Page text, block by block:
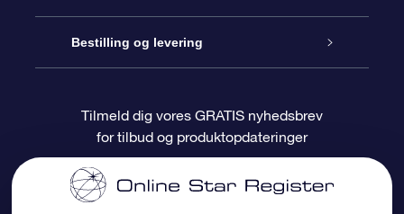
Bloggen
Anmeldelser
OSR Gavepakke
OSR Gavekortet
Firmagaver
Star Register
Personliggjort Stjerneside
One Million Stars
Bestilling og levering
Betalingsinformation
Forsendelsesoplysninger
Tilmeld dig vores GRATIS nyhedsbrev
for tilbud og produktopdateringer